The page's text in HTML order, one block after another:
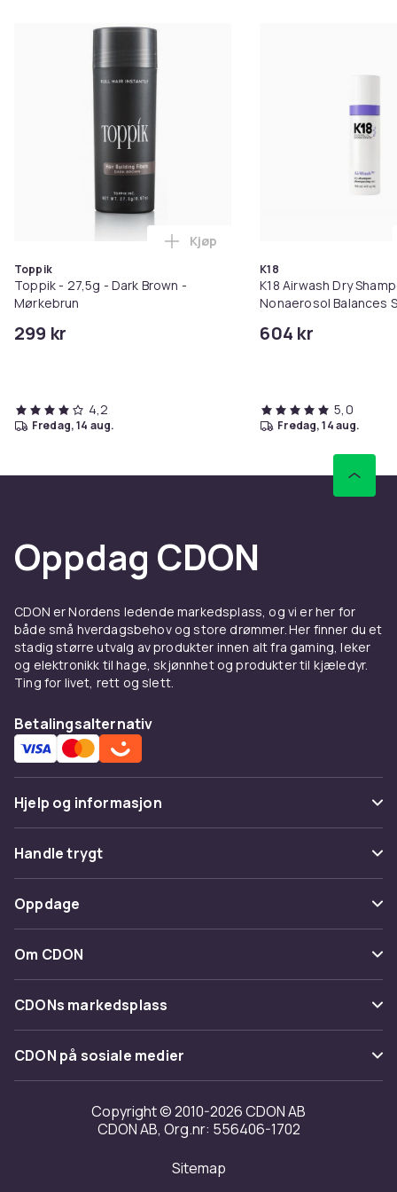
Materiale: Textilene
Setedybde: 46 cm
Setehøyde fra bakken: 43 cm
Rygghøyde: 46 cm
Maks vekt: 110 kg per sete
Sittekapasitet: 4
Forsamling som kreves: Ja
Leveringsholdig:
4 x Setepute
4 x Ryggpute
EAN: 8721158872906
SKU: 42003025
Brand: vidaXL
EU-ansvarlig part
Mary Kingsleystraat 1 5928SK Venlo The Netherlands
552a012f-ec77-54bd-8216-4f981ac63d65
Toppik
Toppik - 27,5g - Dark Brown -
Mørkebrun
299 kr
Legg Toppik - 27,5g - Dark
Kjøp
4,2
fredag, 14 aug.
K18
K18 Airwash Dry
Nonaerosol Balances
604 kr
5,0
fredag, 14 aug.
Oppdag CDON
CDON er Nordens ledende markedsplass, og vi er her for
både små hverdagsbehov og store drømmer. Her finner du et
stadig større utvalg av produkter innen alt fra gaming, leker
og elektronikk til hage, skjønnhet og produkter til kjæledyr.
Ting for livet, rett og slett.
Betalingsalternativ
Hjelp og informasjon
Vanlige spørsmål
Spor pakke
Angre & returner her
Kontakt oss
Handle trygt
Betaling
Levering
Tilbakekallinger
Oppdage
Kategorier
Varemerker
Om CDON
Om oss
Kundeanmeldelser
Jobbe på CDON
Investor relations
Tilgjengelighet
CDONs markedsplass
Merchant Help Center
CDON på sosiale medier
Copyright © 2010-2026 CDON AB
CDON AB, Org.nr: 556406-1702
Sitemap